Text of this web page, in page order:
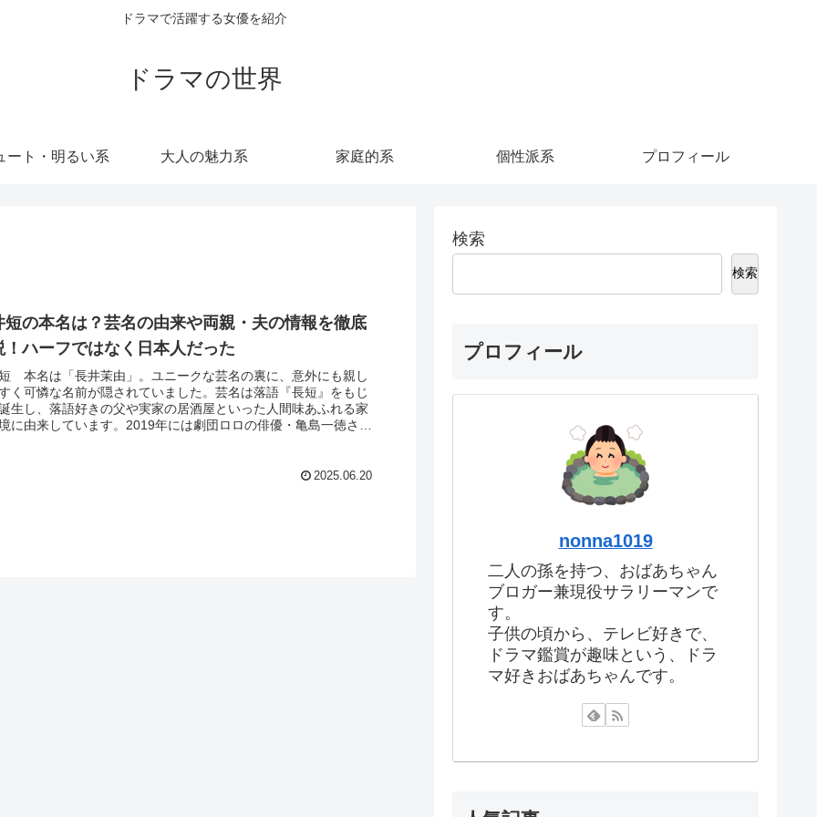
ドラマで活躍する女優を紹介
ドラマの世界
ート・明るい系 大人の魅力系 家庭的系 個性派系 プロフィール
短の本名は？芸名の由来や両親・夫の情報を徹底
！ハーフではなく日本人だった
本名は「長井茉由」。ユニークな芸名の裏に、意外にも親し
く可憐な名前が隠されていました。芸名は落語『長短』をもじ
生し、落語好きの父や実家の居酒屋といった人間味あふれる家
に由来しています。2019年には劇団ロロの俳優・亀島一徳さん
2025.06.20
検索
検索
プロフィール
nonna1019
二人の孫を持つ、おばあちゃん
ブロガー兼現役サラリーマンで
す。
子供の頃から、テレビ好きで、
ドラマ鑑賞が趣味という、ドラ
マ好きおばあちゃんです。